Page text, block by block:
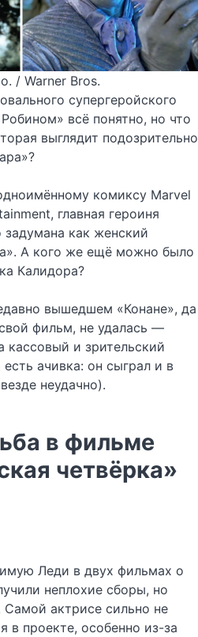
/ Warner Bros.
супергеройского
всё понятно, но что
выглядит подозрительно
комиксу Marvel
главная героиня
задумана как женский
А кого же ещё можно было
Калидора?
вышедшем «Конане», да
фильм, не удалась —
кассовый и зрительский
ачивка: он сыграл и в
неудачно).
в фильме
четвёрка»
Леди в двух фильмах о
неплохие сборы, но
актрисе сильно не
в проекте, особенно из-за